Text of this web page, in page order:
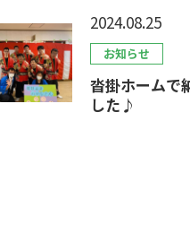
2024.08.25
お知らせ
沓掛ホームで
した♪